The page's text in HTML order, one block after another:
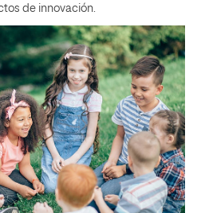
de innovación.